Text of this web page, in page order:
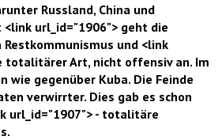
Russland, China und
url_id="1906"> geht die
Restkommunismus und <link
totalitärer Art, nicht offensiv an. Im
wie gegenüber Kuba. Die Feinde
verwirrter. Dies gab es schon
url_id="1907"> - totalitäre